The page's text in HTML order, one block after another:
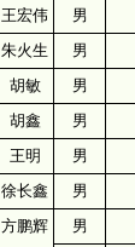
王宏伟 男
朱火生 男
胡敏 男
胡鑫 男
王明 男
徐长鑫 男
方鹏辉 男